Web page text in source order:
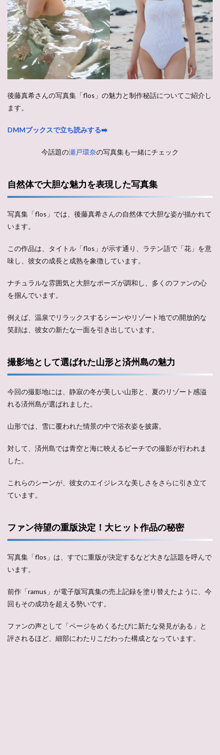
後藤真希さんの写真集「flos」の魅力と制作秘話についてご紹介し
ます。
DMMブックスで立ち読みする➡️
今話題の瀬戸環奈の写真集も一緒にチェック
自然体で大胆な魅力を表現した写真集
写真集「flos」では、後藤真希さんの自然体で大胆な姿が描かれて
います。
この作品は、タイトル「flos」が示す通り、ラテン語で「花」を意
味し、彼女の成長と成熟を象徴しています。
ナチュラルな雰囲気と大胆なポーズが調和し、多くのファンの心
を掴んでいます。
例えば、温泉でリラックスするシーンやリゾート地での開放的な
笑顔は、彼女の新たな一面を引き出しています。
撮影地として選ばれた山形と済州島の魅力
今回の撮影地には、静寂の冬が美しい山形と、夏のリゾート感溢
れる済州島が選ばれました。
山形では、雪に覆われた情景の中で浴衣姿を披露。
対して、済州島では青空と海に映えるビーチでの撮影が行われま
した。
これらのシーンが、彼女のエイジレスな美しさをさらに引き立て
ています。
ファン待望の重版決定！大ヒット作品の秘密
写真集「flos」は、すでに重版が決定するなど大きな話題を呼んで
います。
前作「ramus」が電子版写真集の売上記録を塗り替えたように、今
回もその成功を超える勢いです。
ファンの声として「ページをめくるたびに新たな発見がある」と
評されるほど、細部にわたりこだわった構成となっています。